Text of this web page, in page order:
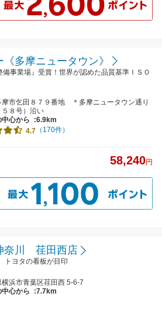
多摩ニュータウン》
備事業場』受賞！世界が認めた品質基準ＩＳＯ
摩市乞田８７９番地 ＊多摩ニュータウン通り
５８号）沿い
中心から
:6.9km
4.7 （170件）
58,240円
奈川 荏田西店
ヨタの看板が目印
浜市青葉区荏田西 5-6-7
中心から
:7.7km